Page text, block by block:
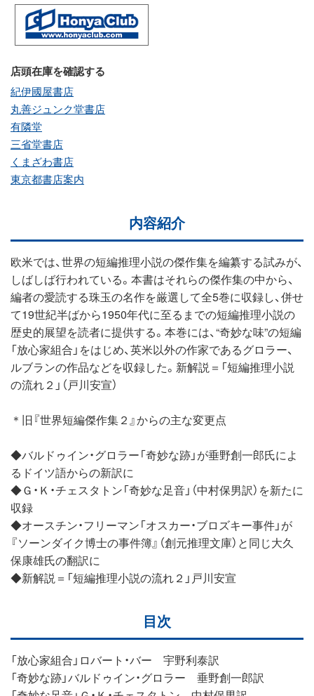
店頭在庫を確認する
紀伊國屋書店
丸善ジュンク堂書店
有隣堂
三省堂書店
くまざわ書店
東京都書店案内
内容紹介
欧米では、世界の短編推理小説の傑作集を編纂する試みが、
しばしば行われている。本書はそれらの傑作集の中から、
編者の愛読する珠玉の名作を厳選して全5巻に収録し、併せ
て19世紀半ばから1950年代に至るまでの短編推理小説の
歴史的展望を読者に提供する。本巻には、“奇妙な味”の短編
「放心家組合」をはじめ、英米以外の作家であるグロラー、
ルブランの作品などを収録した。新解説＝「短編推理小説
の流れ２」（戸川安宣）
＊旧『世界短編傑作集２』からの主な変更点
◆バルドゥイン・グロラー「奇妙な跡」が垂野創一郎氏によ
るドイツ語からの新訳に
◆Ｇ・Ｋ・チェスタトン「奇妙な足音」（中村保男訳）を新たに
収録
◆オースチン・フリーマン「オスカー・ブロズキー事件」が
『ソーンダイク博士の事件簿』（創元推理文庫）と同じ大久
保康雄氏の翻訳に
◆新解説＝「短編推理小説の流れ２」戸川安宣
目次
「放心家組合」ロバート・バー 宇野利泰訳
「奇妙な跡」バルドゥイン・グロラー 垂野創一郎訳